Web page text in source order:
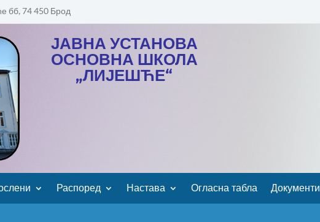
бб, 74 450 Брод
ЈАВНА УСТАНОВА
ОСНОВНА ШКОЛА
„ЛИЈЕШЋЕ“
Распоред Настава Огласна табла Документи